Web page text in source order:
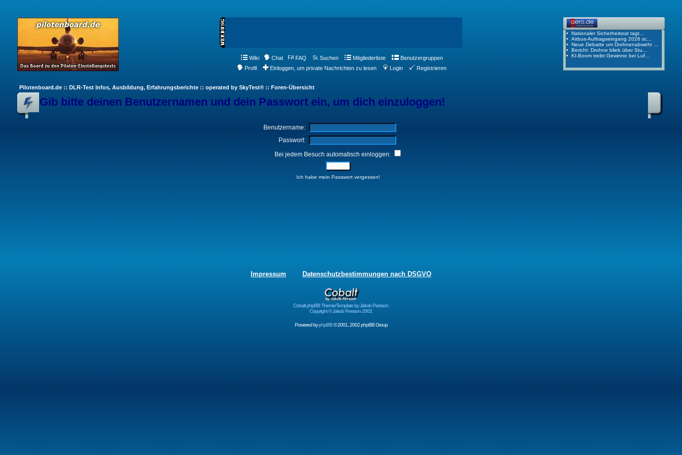
Wiki Chat FAQ Suchen Mitgliederliste
Benutzergruppen
Profil
Einloggen, um private Nachrichten zu lesen Login Registrieren
Pilotenboard.de :: DLR-Test Infos, Ausbildung, Erfahrungsberichte :: operated by SkyTest® :: Foren-Übersicht
Gib bitte deinen Benutzernamen und dein Passwort ein, um dich einzuloggen!
Benutzername:
Passwort:
Bei jedem Besuch automatisch einloggen:
Ich habe mein Passwort vergessen!
Impressum Datenschutzbestimmungen nach DSGVO
Cobalt phpBB Theme/Template by Jakob Persson.
Copyright © Jakob Persson 2002.
Powered byphpBB© 2001, 2002 phpBB Group